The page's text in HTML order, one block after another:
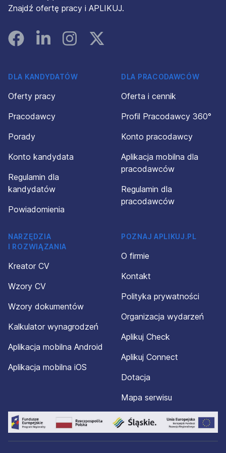
Znajdź ofertę pracy i APLIKUJ.
FacebookLinked InInstagramInstagram
DLA KANDYDATÓW
Oferty pracy
Pracodawcy
Porady
Konto kandydata
Regulamin dla
kandydatów
Powiadomienia
DLA PRACODAWCÓW
Oferta i cennik
Profil Pracodawcy 360°
Konto pracodawcy
Aplikacja mobilna dla
pracodawców
Regulamin dla
pracodawców
NARZĘDZIA
I ROZWIĄZANIA
Kreator CV
Wzory CV
Wzory dokumentów
Kalkulator wynagrodzeń
Aplikacja mobilna Android
Aplikacja mobilna iOS
POZNAJ APLIKUJ.PL
O firmie
Kontakt
Polityka prywatności
Organizacja wydarzeń
Aplikuj Check
Aplikuj Connect
Dotacja
Mapa serwisu